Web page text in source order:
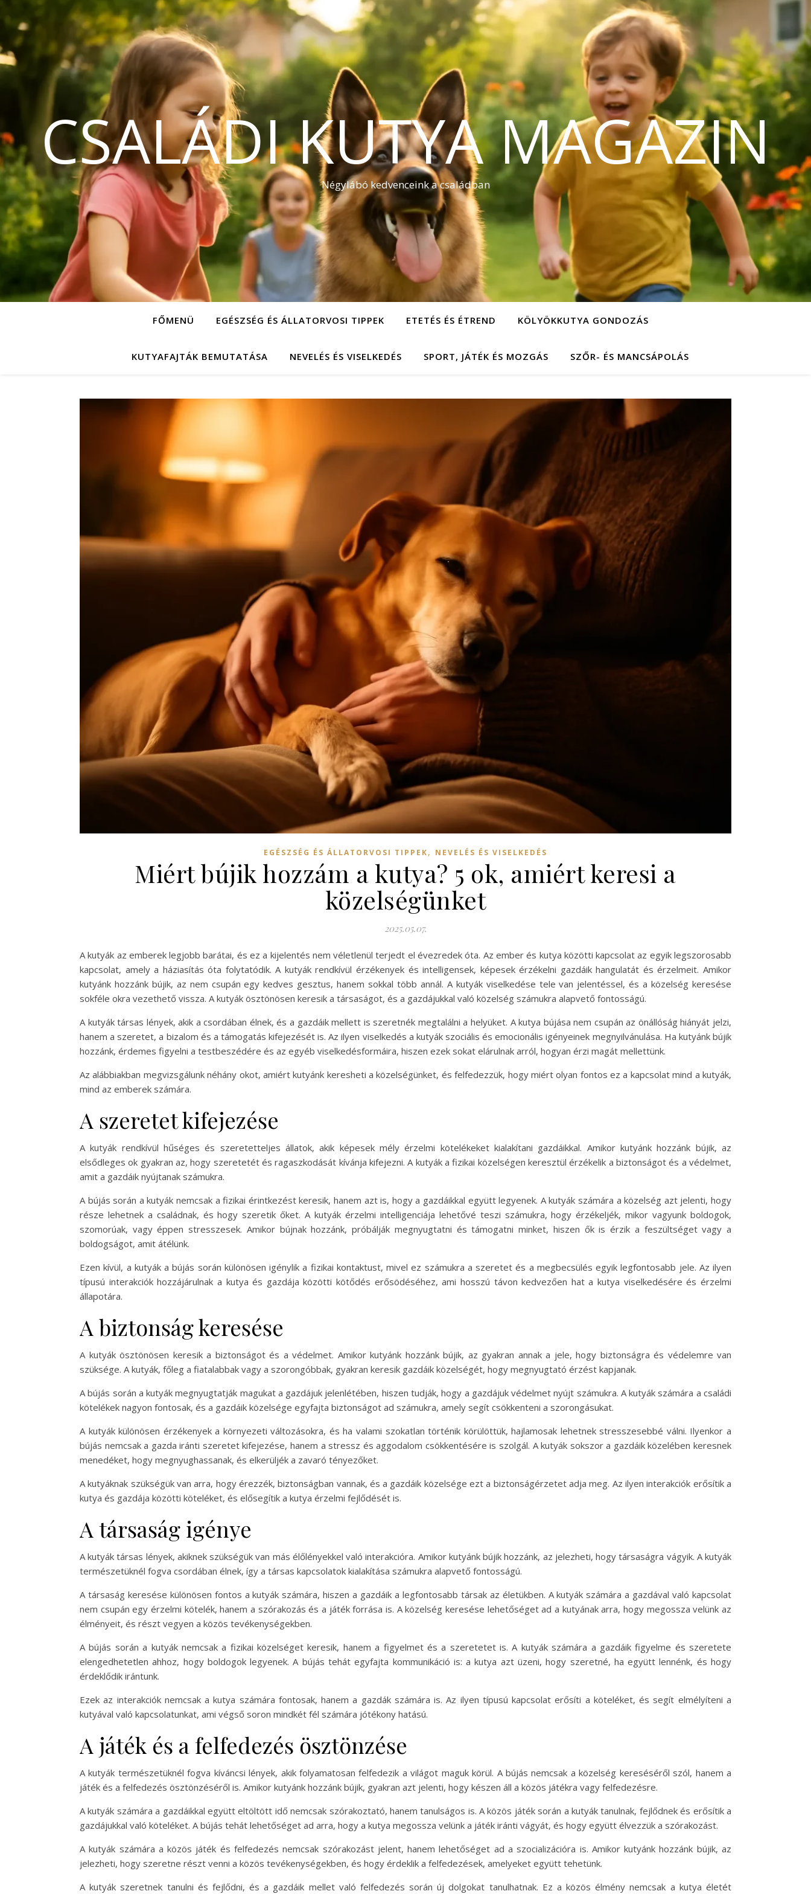
CSALÁDI KUTYA MAGAZIN
Négylábó kedvenceink a családban
FŐMENÜ EGÉSZSÉG ÉS ÁLLATORVOSI TIPPEK ETETÉS ÉS ÉTREND KÖLYÖKKUTYA GONDOZÁS
KUTYAFAJTÁK BEMUTATÁSA NEVELÉS ÉS VISELKEDÉS SPORT, JÁTÉK ÉS MOZGÁS SZŐR- ÉS MANCSÁPOLÁS
EGÉSZSÉG ÉS ÁLLATORVOSI TIPPEK, NEVELÉS ÉS VISELKEDÉS
Miért bújik hozzám a kutya? 5 ok, amiért keresi a
közelségünket
2025.05.07.
A kutyák az emberek legjobb barátai, és ez a kijelentés nem véletlenül terjedt el évezredek óta. Az ember és kutya közötti kapcsolat az egyik legszorosabb
kapcsolat, amely a háziasítás óta folytatódik. A kutyák rendkívül érzékenyek és intelligensek, képesek érzékelni gazdáik hangulatát és érzelmeit. Amikor
kutyánk hozzánk bújik, az nem csupán egy kedves gesztus, hanem sokkal több annál. A kutyák viselkedése tele van jelentéssel, és a közelség keresése
sokféle okra vezethető vissza. A kutyák ösztönösen keresik a társaságot, és a gazdájukkal való közelség számukra alapvető fontosságú.
A kutyák társas lények, akik a csordában élnek, és a gazdáik mellett is szeretnék megtalálni a helyüket. A kutya bújása nem csupán az önállóság hiányát jelzi,
hanem a szeretet, a bizalom és a támogatás kifejezését is. Az ilyen viselkedés a kutyák szociális és emocionális igényeinek megnyilvánulása. Ha kutyánk bújik
hozzánk, érdemes figyelni a testbeszédére és az egyéb viselkedésformáira, hiszen ezek sokat elárulnak arról, hogyan érzi magát mellettünk.
Az alábbiakban megvizsgálunk néhány okot, amiért kutyánk keresheti a közelségünket, és felfedezzük, hogy miért olyan fontos ez a kapcsolat mind a kutyák,
mind az emberek számára.
A szeretet kifejezése
A kutyák rendkívül hűséges és szeretetteljes állatok, akik képesek mély érzelmi kötelékeket kialakítani gazdáikkal. Amikor kutyánk hozzánk bújik, az
elsődleges ok gyakran az, hogy szeretetét és ragaszkodását kívánja kifejezni. A kutyák a fizikai közelségen keresztül érzékelik a biztonságot és a védelmet,
amit a gazdáik nyújtanak számukra.
A bújás során a kutyák nemcsak a fizikai érintkezést keresik, hanem azt is, hogy a gazdáikkal együtt legyenek. A kutyák számára a közelség azt jelenti, hogy
része lehetnek a családnak, és hogy szeretik őket. A kutyák érzelmi intelligenciája lehetővé teszi számukra, hogy érzékeljék, mikor vagyunk boldogok,
szomorúak, vagy éppen stresszesek. Amikor bújnak hozzánk, próbálják megnyugtatni és támogatni minket, hiszen ők is érzik a feszültséget vagy a
boldogságot, amit átélünk.
Ezen kívül, a kutyák a bújás során különösen igénylik a fizikai kontaktust, mivel ez számukra a szeretet és a megbecsülés egyik legfontosabb jele. Az ilyen
típusú interakciók hozzájárulnak a kutya és gazdája közötti kötődés erősödéséhez, ami hosszú távon kedvezően hat a kutya viselkedésére és érzelmi
állapotára.
A biztonság keresése
A kutyák ösztönösen keresik a biztonságot és a védelmet. Amikor kutyánk hozzánk bújik, az gyakran annak a jele, hogy biztonságra és védelemre van
szüksége. A kutyák, főleg a fiatalabbak vagy a szorongóbbak, gyakran keresik gazdáik közelségét, hogy megnyugtató érzést kapjanak.
A bújás során a kutyák megnyugtatják magukat a gazdájuk jelenlétében, hiszen tudják, hogy a gazdájuk védelmet nyújt számukra. A kutyák számára a családi
kötelékek nagyon fontosak, és a gazdáik közelsége egyfajta biztonságot ad számukra, amely segít csökkenteni a szorongásukat.
A kutyák különösen érzékenyek a környezeti változásokra, és ha valami szokatlan történik körülöttük, hajlamosak lehetnek stresszesebbé válni. Ilyenkor a
bújás nemcsak a gazda iránti szeretet kifejezése, hanem a stressz és aggodalom csökkentésére is szolgál. A kutyák sokszor a gazdáik közelében keresnek
menedéket, hogy megnyughassanak, és elkerüljék a zavaró tényezőket.
A kutyáknak szükségük van arra, hogy érezzék, biztonságban vannak, és a gazdáik közelsége ezt a biztonságérzetet adja meg. Az ilyen interakciók erősítik a
kutya és gazdája közötti köteléket, és elősegítik a kutya érzelmi fejlődését is.
A társaság igénye
A kutyák társas lények, akiknek szükségük van más élőlényekkel való interakcióra. Amikor kutyánk bújik hozzánk, az jelezheti, hogy társaságra vágyik. A kutyák
természetüknél fogva csordában élnek, így a társas kapcsolatok kialakítása számukra alapvető fontosságú.
A társaság keresése különösen fontos a kutyák számára, hiszen a gazdáik a legfontosabb társak az életükben. A kutyák számára a gazdával való kapcsolat
nem csupán egy érzelmi kötelék, hanem a szórakozás és a játék forrása is. A közelség keresése lehetőséget ad a kutyának arra, hogy megossza velünk az
élményeit, és részt vegyen a közös tevékenységekben.
A bújás során a kutyák nemcsak a fizikai közelséget keresik, hanem a figyelmet és a szeretetet is. A kutyák számára a gazdáik figyelme és szeretete
elengedhetetlen ahhoz, hogy boldogok legyenek. A bújás tehát egyfajta kommunikáció is: a kutya azt üzeni, hogy szeretné, ha együtt lennénk, és hogy
érdeklődik irántunk.
Ezek az interakciók nemcsak a kutya számára fontosak, hanem a gazdák számára is. Az ilyen típusú kapcsolat erősíti a köteléket, és segít elmélyíteni a
kutyával való kapcsolatunkat, ami végső soron mindkét fél számára jótékony hatású.
A játék és a felfedezés ösztönzése
A kutyák természetüknél fogva kíváncsi lények, akik folyamatosan felfedezik a világot maguk körül. A bújás nemcsak a közelség kereséséről szól, hanem a
játék és a felfedezés ösztönzéséről is. Amikor kutyánk hozzánk bújik, gyakran azt jelenti, hogy készen áll a közös játékra vagy felfedezésre.
A kutyák számára a gazdáikkal együtt eltöltött idő nemcsak szórakoztató, hanem tanulságos is. A közös játék során a kutyák tanulnak, fejlődnek és erősítik a
gazdájukkal való köteléket. A bújás tehát lehetőséget ad arra, hogy a kutya megossza velünk a játék iránti vágyát, és hogy együtt élvezzük a szórakozást.
A kutyák számára a közös játék és felfedezés nemcsak szórakozást jelent, hanem lehetőséget ad a szocializációra is. Amikor kutyánk hozzánk bújik, az
jelezheti, hogy szeretne részt venni a közös tevékenységekben, és hogy érdeklik a felfedezések, amelyeket együtt tehetünk.
A kutyák szeretnek tanulni és fejlődni, és a gazdáik mellet való felfedezés során új dolgokat tanulhatnak. Ez a közös élmény nemcsak a kutya életét